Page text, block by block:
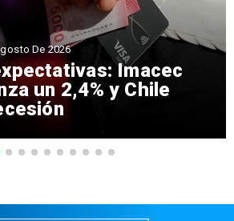
Imacec
un 2,4% y Chile
De 2026